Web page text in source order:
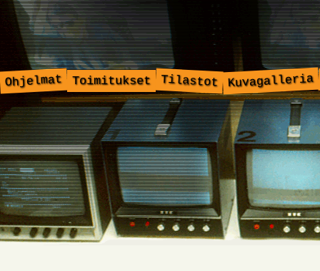
Ohjelmat Toimitukset Tilastot Kuvagalleria